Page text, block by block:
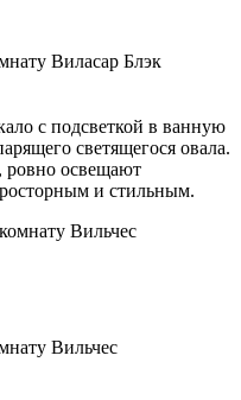
Виласар Блэк
с подсветкой в ванную
светящегося овала.
ровно освещают
и стильным.
Вильчес